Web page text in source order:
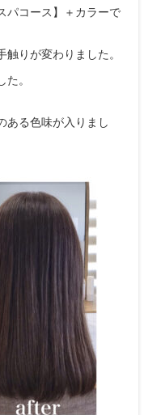
パコース】＋カラーで
りが変わりました。
。
ある色味が入りまし